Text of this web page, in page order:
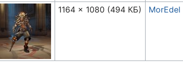
1164 × 1080 (494 КБ) MorEdel